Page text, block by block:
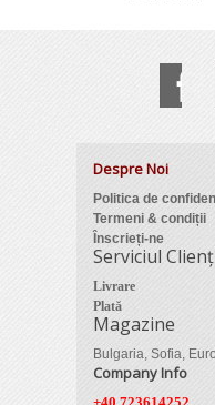
Despre Noi
Politica de
Termeni & condiții
Înscrieți-ne
Serviciul
Livrare
Plată
Magazine
Bulgaria, Sofia,
Company Info